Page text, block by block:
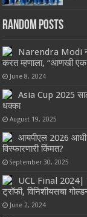
Random Posts
Narendra Modi ना
करत म्हणाला, “आणखी
June 8, 2024
Asia Cup 2025
धक्का
August 19, 2025
आयपीएल 2026 आधी
विस्फारणारी किंमत?
September 30, 2025
UCL Final 2024|
ट्रॉफी, विनिशीयसचा
June 2, 2024